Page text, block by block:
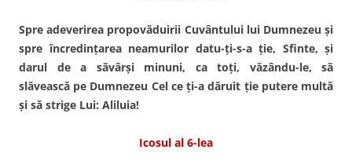
Spre adeverirea propovăduirii Cuvântului lui Dumnezeu şi
spre încredinţarea neamurilor datu-ţi-s-a ţie, Sfinte, şi
darul de a săvârşi minuni, ca toţi, văzându-le, să
slăvească pe Dumnezeu Cel ce ţi-a dăruit ţie putere multă
şi să strige Lui: Aliluia!
Icosul al 6-lea